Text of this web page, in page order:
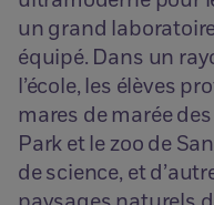
un grand
équipé. Dans un
l’école, les élèves
mares de marée
Park et le zoo de
de science, et